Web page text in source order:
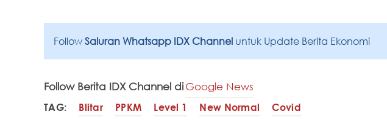
Follow Saluran Whatsapp IDX Channel untuk Update Berita Ekonomi
Follow Berita IDX Channel diGoogle News
TAG: Blitar PPKM Level 1 New Normal Covid